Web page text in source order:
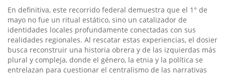
En definitiva, este recorrido federal demuestra que el 1° de
mayo no fue un ritual estático, sino un catalizador de
identidades locales profundamente conectadas con sus
realidades regionales. Al rescatar estas experiencias, el dosier
busca reconstruir una historia obrera y de las izquierdas más
plural y compleja, donde el género, la etnia y la política se
entrelazan para cuestionar el centralismo de las narrativas